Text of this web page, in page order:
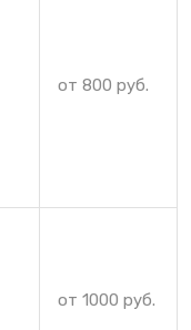
от 800 руб.
от 1000 руб.